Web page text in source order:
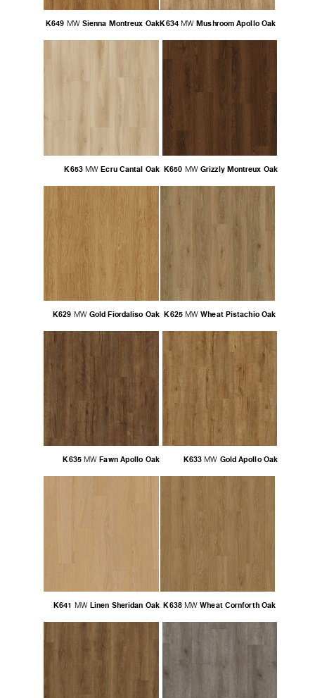
K634 MW Mushroom Apollo Oak
K649 MW Sienna Montreux Oak
K650 MW Grizzly Montreux Oak
K653 MW Ecru Cantal Oak
K625 MW Wheat Pistachio Oak
K629 MW Gold Fiordaliso Oak
K633 MW Gold Apollo Oak
K635 MW Fawn Apollo Oak
K638 MW Wheat Cornforth Oak
K641 MW Linen Sheridan Oak